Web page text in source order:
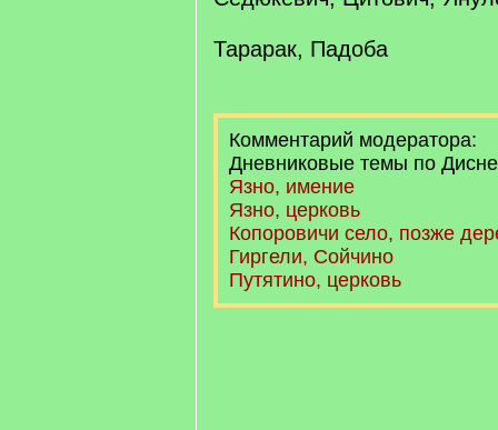
Тарарак, Падоба
Комментарий модератора:
Дневниковые темы по
Язно, имение
Язно, церковь
Копоровичи село, позже
Гиргели, Сойчино
Путятино, церковь